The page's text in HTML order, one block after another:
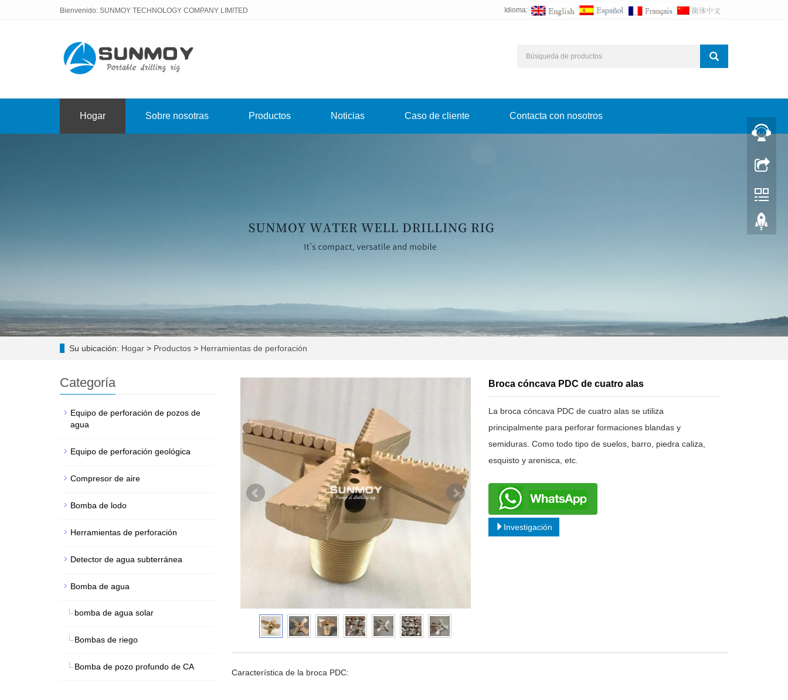
Bienvenido: SUNMOY TECHNOLOGY COMPANY LIMITED Idioma:
Hogar Sobre nosotras Productos Noticias Caso de cliente Contacta con nosotros
Su ubicación: Hogar > Productos > Herramientas de perforación
Broca cóncava PDC de cuatro alas
La broca cóncava PDC de cuatro alas se utiliza
principalmente para perforar formaciones blandas y
semiduras. Como todo tipo de suelos, barro, piedra caliza,
esquisto y arenisca, etc.
Investigación
Característica de la broca PDC:
Categoría
Equipo de perforación de pozos de
agua
Equipo de perforación geológica
Compresor de aire
Bomba de lodo
Herramientas de perforación
Detector de agua subterránea
Bomba de agua
bomba de agua solar
Bombas de riego
Bomba de pozo profundo de CA